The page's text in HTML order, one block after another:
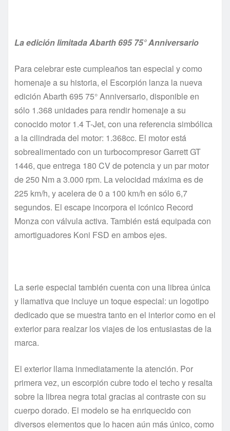
La edición limitada Abarth 695 75° Anniversario
Para celebrar este cumpleaños tan especial y como
homenaje a su historia, el Escorpión lanza la nueva
edición Abarth 695 75° Anniversario, disponible en
sólo 1.368 unidades para rendir homenaje a su
conocido motor 1.4 T-Jet, con una referencia simbólica
a la cilindrada del motor: 1.368cc. El motor está
sobrealimentado con un turbocompresor Garrett GT
1446, que entrega 180 CV de potencia y un par motor
de 250 Nm a 3.000 rpm. La velocidad máxima es de
225 km/h, y acelera de 0 a 100 km/h en sólo 6,7
segundos. El escape incorpora el icónico Record
Monza con válvula activa. También está equipada con
amortiguadores Koni FSD en ambos ejes.
La serie especial también cuenta con una librea única
y llamativa que incluye un toque especial: un logotipo
dedicado que se muestra tanto en el interior como en el
exterior para realzar los viajes de los entusiastas de la
marca.
El exterior llama inmediatamente la atención. Por
primera vez, un escorpión cubre todo el techo y resalta
sobre la librea negra total gracias al contraste con su
cuerpo dorado. El modelo se ha enriquecido con
diversos elementos que lo hacen aún más único, como